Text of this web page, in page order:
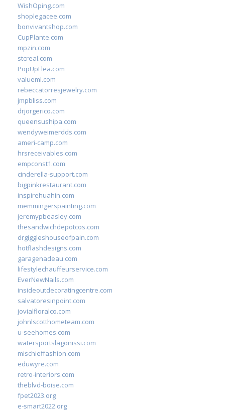
WishOping.com
shoplegacee.com
bonvivantshop.com
CupPlante.com
mpzin.com
stcreal.com
PopUpFlea.com
valueml.com
rebeccatorresjewelry.com
jmpbliss.com
drjorgerico.com
queensushipa.com
wendyweimerdds.com
ameri-camp.com
hrsreceivables.com
empconst1.com
cinderella-support.com
bigpinkrestaurant.com
inspirehuahin.com
memmingerspainting.com
jeremypbeasley.com
thesandwichdepotcos.com
drgiggleshouseofpain.com
hotflashdesigns.com
garagenadeau.com
lifestylechauffeurservice.com
EverNewNails.com
insideoutdecoratingcentre.com
salvatoresinpoint.com
jovialfloralco.com
johnlscotthometeam.com
u-seehomes.com
watersportslagonissi.com
mischieffashion.com
eduwyre.com
retro-interiors.com
theblvd-boise.com
fpet2023.org
e-smart2022.org